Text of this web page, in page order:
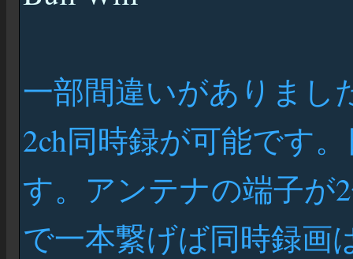
一部間違いがありまし
2ch同時録が可能です
す。アンテナの端子が
で一本繋げば同時録画